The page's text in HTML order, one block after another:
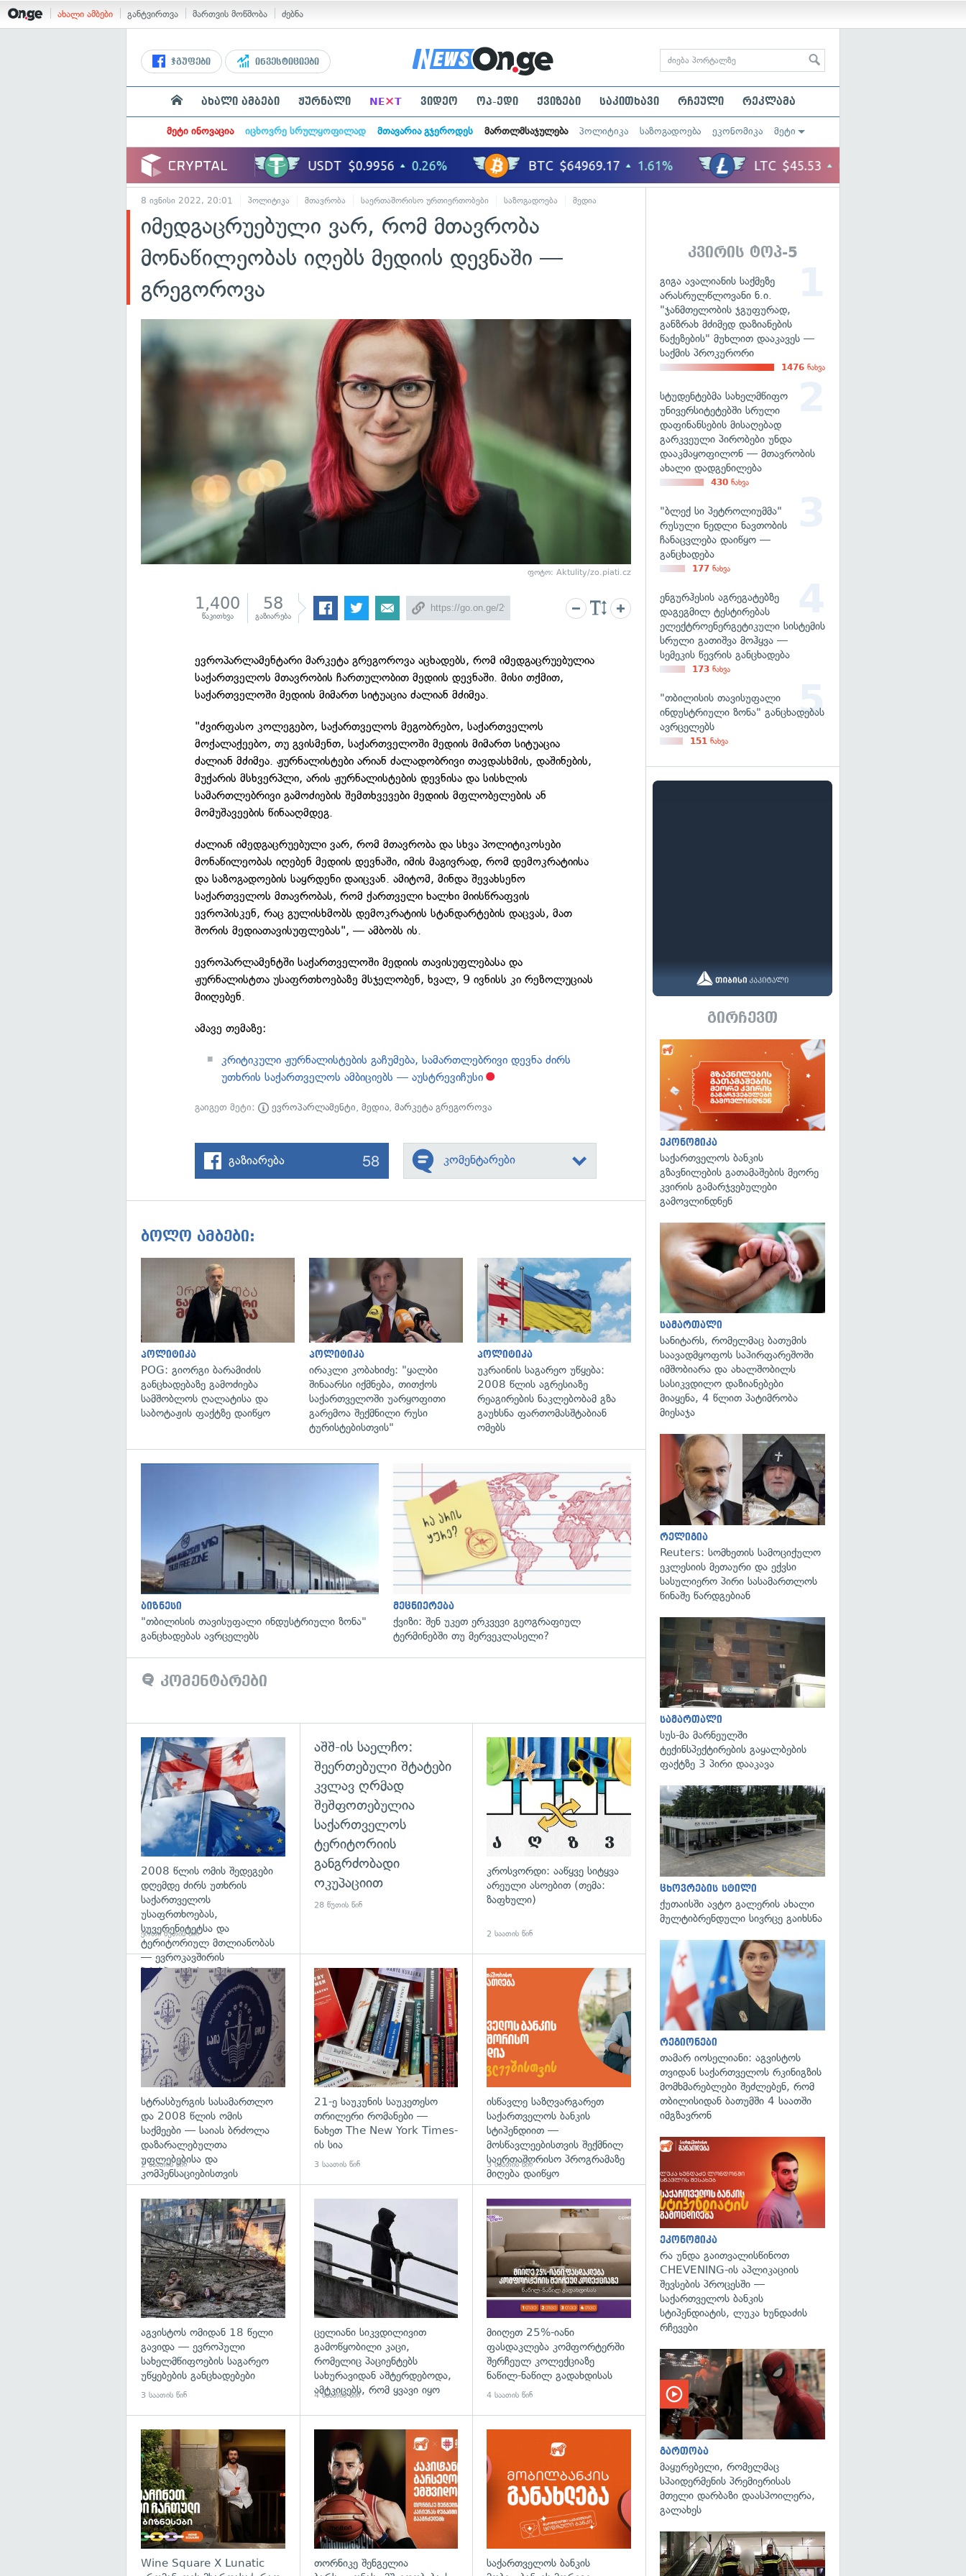
ახალი ამბები განტვირთვა მართვის მოწმობა ძებნა
ჯგუფები ინვესტიციები
ახალი ამბები ჟურნალი NE×T ვიდეო ოპ-ედი ქვიზები საკითხავი რჩეული რეკლამა
მეტი ინოვაცია იცხოვრე სრულყოფილად მთავარია გჯეროდეს მართლმსაჯულება პოლიტიკა საზოგადოება ეკონომიკა მეტი
8 ივნისი 2022, 20:01 პოლიტიკა მთავრობა საერთაშორისო ურთიერთობები საზოგადოება მედია
იმედგაცრუებული ვარ, რომ მთავრობა
მონაწილეობას იღებს მედიის დევნაში —
გრეგოროვა
ფოტო: Aktulity/zo.piati.cz
1,400
წაკითხვა
58
გაზიარება
ევროპარლამენტარი მარკეტა გრეგოროვა აცხადებს, რომ იმედგაცრუებულია
საქართველოს მთავრობის ჩართულობით მედიის დევნაში. მისი თქმით,
საქართველოში მედიის მიმართ სიტუაცია ძალიან მძიმეა.
"ძვირფასო კოლეგებო, საქართველოს მეგობრებო, საქართველოს
მოქალაქეებო, თუ გვისმენთ, საქართველოში მედიის მიმართ სიტუაცია
ძალიან მძიმეა. ჟურნალისტები არიან ძალადობრივი თავდასხმის, დაშინების,
მუქარის მსხვერპლი, არის ჟურნალისტების დევნისა და სისხლის
სამართლებრივი გამოძიების შემთხვევები მედიის მფლობელების ან
მომუშავეების წინააღმდეგ.
ძალიან იმედგაცრუებული ვარ, რომ მთავრობა და სხვა პოლიტიკოსები
მონაწილეობას იღებენ მედიის დევნაში, იმის მაგივრად, რომ დემოკრატიისა
და საზოგადოების საყრდენი დაიცვან. ამიტომ, მინდა შევახსენო
საქართველოს მთავრობას, რომ ქართველი ხალხი მიისწრაფვის
ევროპისკენ, რაც გულისხმობს დემოკრატიის სტანდარტების დაცვას, მათ
შორის მედიათავისუფლებას", — ამბობს ის.
ევროპარლამენტში საქართველოში მედიის თავისუფლებასა და
ჟურნალისტთა უსაფრთხოებაზე მსჯელობენ, ხვალ, 9 ივნისს კი რეზოლუციას
მიიღებენ.
ამავე თემაზე:
კრიტიკული ჟურნალისტების გაჩუმება, სამართლებრივი დევნა ძირს
უთხრის საქართველოს ამბიციებს — აუსტრევიჩუსი
გაიგეთ მეტი: ევროპარლამენტი,მედია,მარკეტა გრეგოროვა
გაზიარება 58 კომენტარები
ბოლო ამბები:
პოლიტიკა
POG: გიორგი ბარამიძის
განცხადებაზე გამოძიება
სამშობლოს ღალატისა და
საბოტაჟის ფაქტზე დაიწყო
გადახედვა
პოლიტიკა
ირაკლი კობახიძე: "ყალბი
შინაარსი იქმნება, თითქოს
საქართველოში უარყოფითი
გარემოა შექმნილი რუსი
ტურისტებისთვის"
გადახედვა
პოლიტიკა
უკრაინის საგარეო უწყება:
2008 წლის აგრესიაზე
რეაგირების ნაკლებობამ გზა
გაუხსნა ფართომასშტაბიან
ომებს
ბიზნესი
"თბილისის თავისუფალი ინდუსტრიული ზონა"
განცხადებას ავრცელებს
მეცნიერება
ქვიზი: შენ უკეთ ერკვევი გეოგრაფიულ
ტერმინებში თუ მერვეკლასელი?
კომენტარები
გადახედვა
2008 წლის ომის შედეგები
დღემდე ძირს უთხრის
საქართველოს
უსაფრთხოებას,
სუვერენიტეტსა და
ტერიტორიულ მთლიანობას
— ევროკავშირის
პრესპიკერის განცხადება
ერთი წუთის წინ
აშშ-ის საელჩო:
შეერთებული შტატები
კვლავ ღრმად
შეშფოთებულია
საქართველოს
ტერიტორიის
განგრძობადი
ოკუპაციით
28 წუთის წინ
გადახედვა
კროსვორდი: ააწყვე სიტყვა
არეული ასოებით (თემა:
ზაფხული)
2 საათის წინ
გადახედვა
სტრასბურგის სასამართლო
და 2008 წლის ომის
საქმეები — საიას ბრძოლა
დაზარალებულთა
უფლებებისა და
კომპენსაციებისთვის
2 საათის წინ
გადახედვა
21-ე საუკუნის საუკეთესო
თრილერი რომანები —
ნახეთ The New York Times-
ის სია
3 საათის წინ
ისწავლე საზღვარგარეთ
საქართველოს ბანკის
სტიპენდიით —
მოსწავლეებისთვის შექმნილ
საერთაშორისო პროგრამაზე
მიღება დაიწყო
3 საათის წინ
აგვისტოს ომიდან 18 წელი
გავიდა — ევროპული
სახელმწიფოების საგარეო
უწყებების განცხადებები
3 საათის წინ
გადახედვა
ცელიანი სიკვდილივით
გამოწყობილი კაცი,
რომელიც პაციენტებს
სახურავიდან აშტერდებოდა,
ამტკიცებს, რომ ყვავი იყო
4 საათის წინ
მიიღეთ 25%-იანი
ფასდაკლება კომფორტერში
შერჩეულ კოლექციაზე
ნაწილ-ნაწილ გადახდისას
4 საათის წინ
Wine Square X Lunatic
თორნიკე შენგელია
საქართველოს ბანკის
კვირის ტოპ-5
გიგა ავალიანის საქმეზე
არასრულწლოვანი ნ.ი.
"ჯანმთელობის ჯგუფურად,
განზრახ მძიმედ დაზიანების
წაქეზების" მუხლით დააკავეს —
საქმის პროკურორი
1476 ნახვა
სტუდენტებმა სახელმწიფო
უნივერსიტეტებში სრული
დაფინანსების მისაღებად
გარკვეული პირობები უნდა
დააკმაყოფილონ — მთავრობის
ახალი დადგენილება
430 ნახვა
"ბლექ სი პეტროლიუმმა"
რუსული ნედლი ნავთობის
ჩანაცვლება დაიწყო —
განცხადება
177 ნახვა
ენგურჰესის აგრეგატებზე
დაგეგმილ ტესტირებას
ელექტროენერგეტიკული სისტემის
სრული გათიშვა მოჰყვა —
სემეკის წევრის განცხადება
173 ნახვა
"თბილისის თავისუფალი
ინდუსტრიული ზონა" განცხადებას
ავრცელებს
151 ნახვა
გირჩევთ
ეკონომიკა
საქართველოს ბანკის
გზავნილების გათამაშების მეორე
კვირის გამარჯვებულები
გამოვლინდნენ
სამართალი
სანიტარს, რომელმაც ბათუმის
საავადმყოფოს საპირფარეშოში
იმშობიარა და ახალშობილს
სასიკვდილო დაზიანებები
მიაყენა, 4 წლით პატიმრობა
მიესაჯა
რელიგია
Reuters: სომხეთის სამოციქულო
ეკლესიის მეთაური და ექვსი
სასულიერო პირი სასამართლოს
წინაშე წარდგებიან
სამართალი
სუს-მა მარნეულში
ტექინსპექტირების გაყალბების
ფაქტზე 3 პირი დააკავა
ცხოვრების სტილი
ქუთაისში ავტო გალერის ახალი
მულტიბრენდული სივრცე გაიხსნა
რეგიონები
თამარ იოსელიანი: აგვისტოს
თვიდან საქართველოს რკინიგზის
მომხმარებლები შეძლებენ, რომ
თბილისიდან ბათუმში 4 საათში
იმგზავრონ
ეკონომიკა
რა უნდა გაითვალისწინოთ
CHEVENING-ის აპლიკაციის
შევსების პროცესში —
საქართველოს ბანკის
სტიპენდიატის, ლუკა ხუნდაძის
რჩევები
გართობა
მაყურებელი, რომელმაც
სპაიდერმენის პრემიერისას
მთელი დარბაზი დაასპოილერა,
გალახეს